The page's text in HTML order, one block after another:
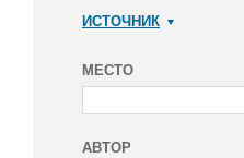
ИСТОЧНИК
МЕСТО
АВТОР